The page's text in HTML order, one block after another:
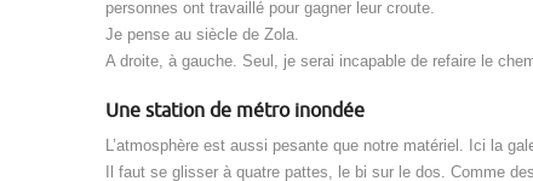
personnes ont travaillé pour gagner leur croute.
Je pense au siècle de Zola.
A droite, à gauche. Seul, je serai incapable de refaire le
Une station de métro inondée
L’atmosphère est aussi pesante que notre matériel. Ici la
Il faut se glisser à quatre pattes, le bi sur le dos. Comme